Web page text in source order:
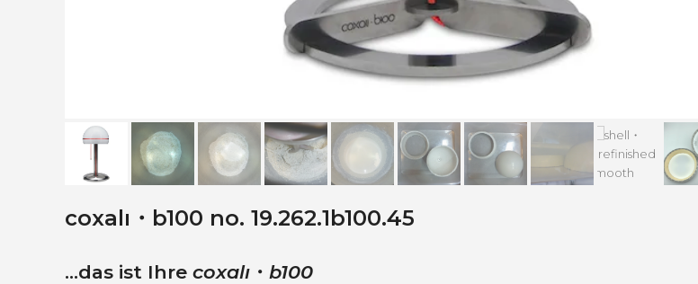
coxalı・b100 no. 19.262.1b100.45
…das ist Ihre coxalı ・ b100